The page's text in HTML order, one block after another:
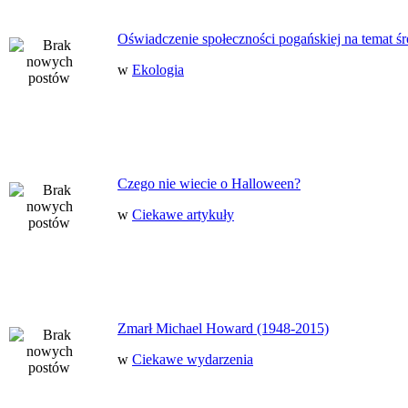
Oświadczenie społeczności pogańskiej na temat
w Ekologia
Czego nie wiecie o Halloween?
w Ciekawe artykuły
Zmarł Michael Howard (1948-2015)
w Ciekawe wydarzenia